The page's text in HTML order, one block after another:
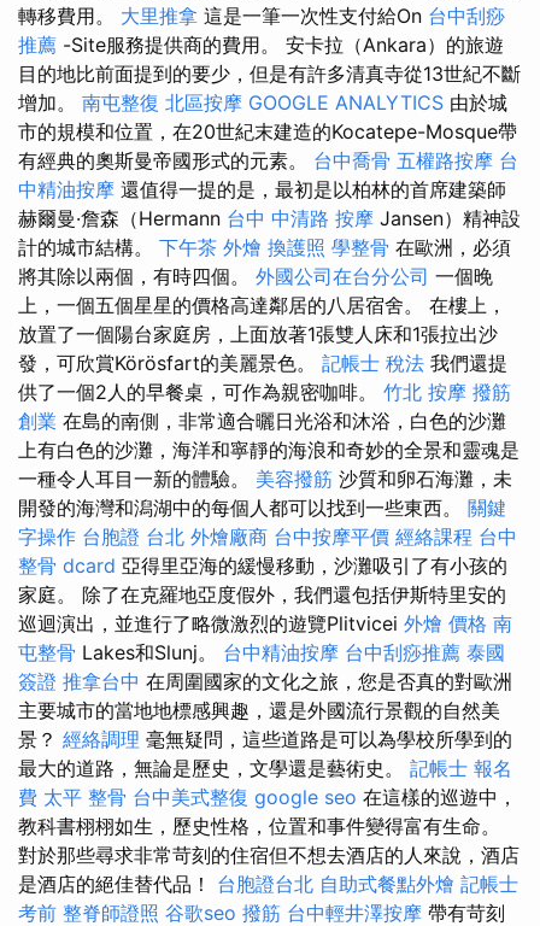
轉移費用。 大里推拿 這是一筆一次性支付給On 台中刮痧
推薦 -Site服務提供商的費用。 安卡拉（Ankara）的旅遊
目的地比前面提到的要少，但是有許多清真寺從13世紀不斷
增加。 南屯整復 北區按摩 GOOGLE ANALYTICS 由於城
市的規模和位置，在20世紀末建造的Kocatepe-Mosque帶
有經典的奧斯曼帝國形式的元素。 台中喬骨 五權路按摩 台
中精油按摩 還值得一提的是，最初是以柏林的首席建築師
赫爾曼·詹森（Hermann 台中 中清路 按摩 Jansen）精神設
計的城市結構。 下午茶 外燴 換護照 學整骨 在歐洲，必須
將其除以兩個，有時四個。 外國公司在台分公司 一個晚
上，一個五個星星的價格高達鄰居的八居宿舍。 在樓上，
放置了一個陽台家庭房，上面放著1張雙人床和1張拉出沙
發，可欣賞Körösfart的美麗景色。 記帳士 稅法 我們還提
供了一個2人的早餐桌，可作為親密咖啡。 竹北 按摩 撥筋
創業 在島的南側，非常適合曬日光浴和沐浴，白色的沙灘
上有白色的沙灘，海洋和寧靜的海浪和奇妙的全景和靈魂是
一種令人耳目一新的體驗。 美容撥筋 沙質和卵石海灘，未
開發的海灣和潟湖中的每個人都可以找到一些東西。 關鍵
字操作 台胞證 台北 外燴廠商 台中按摩平價 經絡課程 台中
整骨 dcard 亞得里亞海的緩慢移動，沙灘吸引了有小孩的
家庭。 除了在克羅地亞度假外，我們還包括伊斯特里安的
巡迴演出，並進行了略微激烈的遊覽Plitvicei 外燴 價格 南
屯整骨 Lakes和Slunj。 台中精油按摩 台中刮痧推薦 泰國
簽證 推拿台中 在周圍國家的文化之旅，您是否真的對歐洲
主要城市的當地地標感興趣，還是外國流行景觀的自然美
景？ 經絡調理 毫無疑問，這些道路是可以為學校所學到的
最大的道路，無論是歷史，文學還是藝術史。 記帳士 報名
費 太平 整骨 台中美式整復 google seo 在這樣的巡遊中，
教科書栩栩如生，歷史性格，位置和事件變得富有生命。
對於那些尋求非常苛刻的住宿但不想去酒店的人來說，酒店
是酒店的絕佳替代品！ 台胞證台北 自助式餐點外燴 記帳士
考前 整脊師證照 谷歌seo 撥筋 台中輕井澤按摩 帶有苛刻